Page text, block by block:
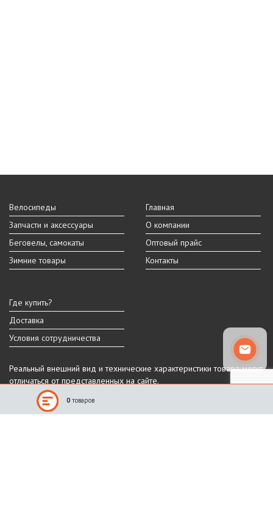
Велосипеды
Запчасти и аксессуары
Беговелы, самокаты
Зимние товары
Главная
О компании
Оптовый прайс
Контакты
Где купить?
Доставка
Условия сотрудничества
Реальный внешний вид и технические характеристики товара могут
отличаться от представленных на сайте.
Производитель оставляет за собой право на изменение дизайна,
характеристик и комплектации товара.
0 товаров